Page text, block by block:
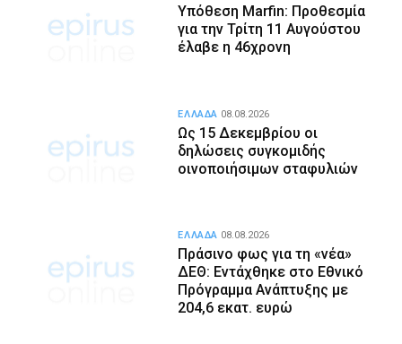
Υπόθεση Marfin: Προθεσμία
για την Τρίτη 11 Αυγούστου
έλαβε η 46χρονη
Ως 15 Δεκεμβρίου οι
δηλώσεις συγκομιδής
οινοποιήσιμων σταφυλιών
ΕΛΛΑΔΑ 08.08.2026
Πράσινο φως για τη «νέα»
ΔΕΘ: Εντάχθηκε στο Εθνικό
Πρόγραμμα Ανάπτυξης με
204,6 εκατ. ευρώ
ΕΛΛΑΔΑ 08.08.2026